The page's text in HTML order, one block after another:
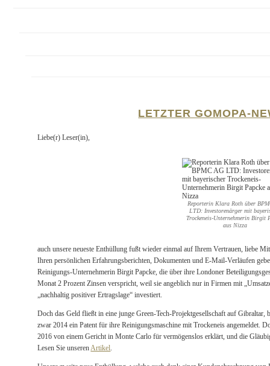
LETZTER GOMOPA-
Liebe(r) Leser(in),
Reporterin Klara Roth über
LTD: Investorenärger mit
Trockeneis-Unternehmerin Birgit
aus Nizza
auch unsere neueste Enthüllung fußt wieder einmal auf Ihrem Vertrauen, liebe
Ihren persönlichen Erfahrungsberichten, Dokumenten und E-Mail-Verläufen
Reinigungs-Unternehmerin Birgit Papcke, die über ihre Londoner
Monat 2 Prozent Zinsen verspricht, weil sie angeblich nur in Firmen mit
„nachhaltig positiver Ertragslage“ investiert.
Doch das Geld fließt in eine junge Green-Tech-Projektgesellschaft auf
zwar 2014 ein Patent für ihre Reinigungsmaschine mit Trockeneis angemeldet.
2016 von einem Gericht in Monte Carlo für vermögenslos erklärt, und die
Lesen Sie unserenArtikel.